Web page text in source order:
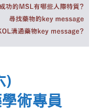
)
術專員